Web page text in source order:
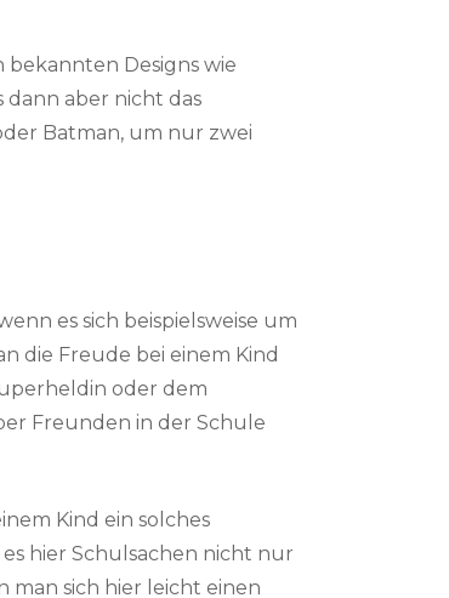
Designs wie
aber nicht das
Batman, um nur zwei
es sich beispielsweise um
die Freude bei einem Kind
oder dem
Freunden in der Schule
Kind ein solches
hier Schulsachen nicht nur
man sich hier leicht einen